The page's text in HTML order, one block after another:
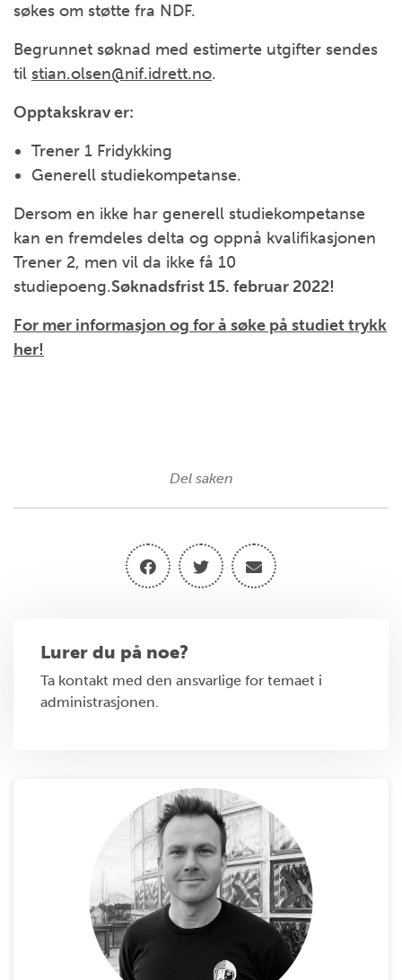
søkes om støtte fra NDF.
Begrunnet søknad med estimerte utgifter sendes
til stian.olsen@nif.idrett.no.
Opptakskrav er:
Trener 1 Fridykking
Generell studiekompetanse.
Dersom en ikke har generell studiekompetanse
kan en fremdeles delta og oppnå kvalifikasjonen
Trener 2, men vil da ikke få 10
studiepoeng.Søknadsfrist 15. februar 2022!
For mer informasjon og for å søke på studiet trykk
her!
Del saken
Lurer du på noe?
Ta kontakt med den ansvarlige for temaet i
administrasjonen.